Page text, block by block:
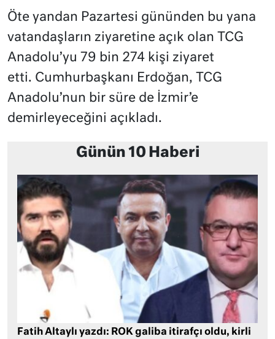
Öte yandan Pazartesi gününden bu yana
vatandaşların ziyaretine açık olan TCG
Anadolu’yu 79 bin 274 kişi ziyaret
etti. Cumhurbaşkanı Erdoğan, TCG
Anadolu’nun bir süre de İzmir’e
demirleyeceğini açıkladı.
Günün 10 Haberi
Fatih Altaylı yazdı: ROK galiba itirafçı oldu, kirli